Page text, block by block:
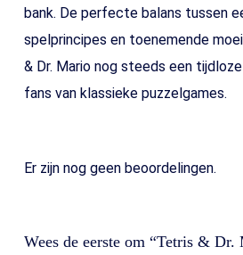
bank. De perfecte balans tussen
spelprincipes en toenemende
& Dr. Mario nog steeds een
fans van klassieke puzzelgames.
Er zijn nog geen beoordelingen.
Wees de eerste om “Tetris & Dr.